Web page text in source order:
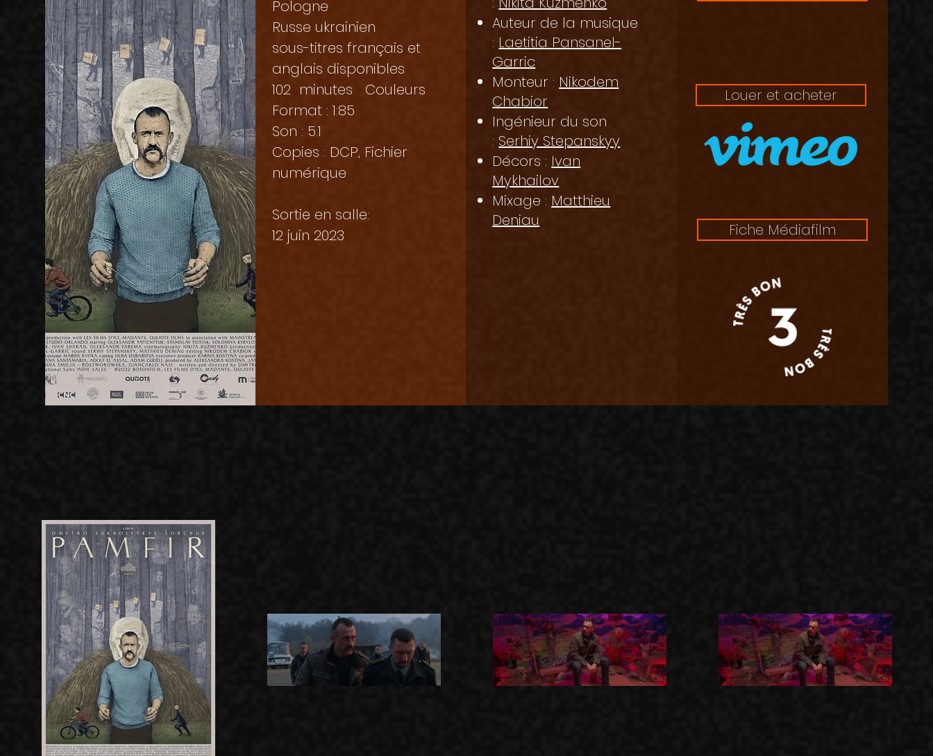
Pologne
Russe ukrainien
sous-titres français et
anglais disponibles
102 minutes Couleurs
Format : 1:85
Son : 5.1
Copies : DCP, Fichier
numérique
Sortie en salle:
12 juin 2023
Auteur de la musique
: Laetitia Pansanel-
Garric
Monteur : Nikodem
Chabior
Ingénieur du son
: Serhiy Stepanskyy
Décors : Ivan
Mykhailov
Mixage : Matthieu
Deniau
Louer et acheter
Fiche Médiafilm